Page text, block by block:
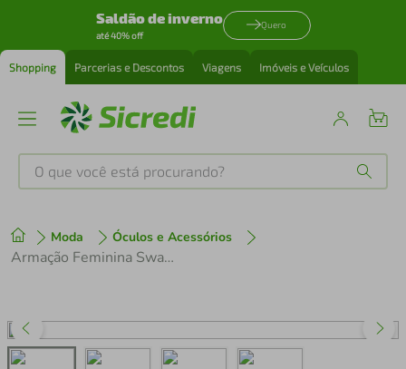
Saldão de inverno
até 40% off
Quero
Shopping Parcerias e Descontos Viagens Imóveis e Veículos
O que você está procurando?
Moda Óculos e Acessórios
Armação Feminina Swarovski SK2052-1001 51
1º tenis
perfume